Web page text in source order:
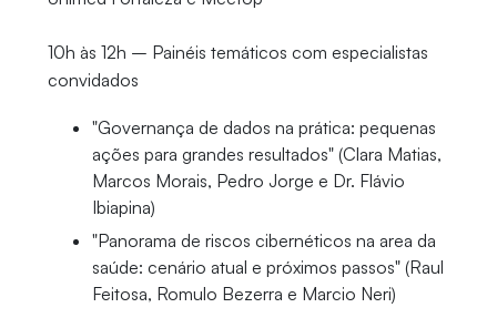
10h às 12h – Painéis temáticos com especialistas
convidados
"Governança de dados na prática: pequenas
ações para grandes resultados" (Clara Matias,
Marcos Morais, Pedro Jorge e Dr. Flávio
Ibiapina)
"Panorama de riscos cibernéticos na area da
saúde: cenário atual e próximos passos" (Raul
Feitosa, Romulo Bezerra e Marcio Neri)